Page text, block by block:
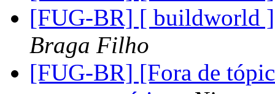
[FUG-BR] [ buildworld
Braga Filho
[FUG-BR] [Fora de